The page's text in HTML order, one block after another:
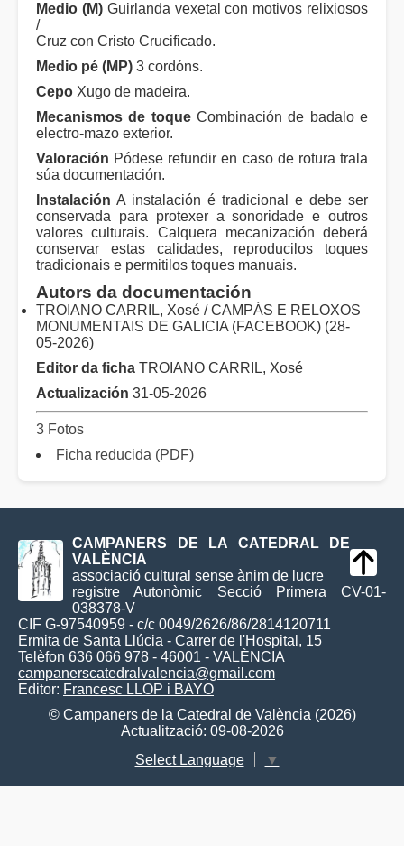
Medio (M)Guirlanda vexetal con motivos relixiosos
/
Cruz con Cristo Crucificado.
Medio pé (MP) 3 cordóns.
Cepo Xugo de madeira.
Mecanismos de toqueCombinación de badalo e
electro-mazo exterior.
Valoración Pódese refundir en caso de rotura trala
súa documentación.
Instalación A instalación é tradicional e debe ser
conservada para protexer a sonoridade e outros
valores culturais. Calquera mecanización deberá
conservar estas calidades, reproducilos toques
tradicionais e permitilos toques manuais.
Autors da documentación
TROIANO CARRIL, Xosé / CAMPÁS E RELOXOS
MONUMENTAIS DE GALICIA (FACEBOOK) (28-
05-2026)
Editor da ficha TROIANO CARRIL, Xosé
Actualización 31-05-2026
3 Fotos
Ficha reducida (PDF)
CAMPANERS DE LA CATEDRAL DE
VALÈNCIA
associació cultural sense ànim de lucre
registre Autonòmic Secció Primera CV-01-
038378-V
CIF G-97540959 - c/c 0049/2626/86/2814120711
Ermita de Santa Llúcia - Carrer de l'Hospital, 15
Telèfon 636 066 978 - 46001 - VALÈNCIA
campanerscatedralvalencia@gmail.com
Editor: Francesc LLOP i BAYO
© Campaners de la Catedral de València (2026)
Actualització: 09-08-2026
Select Language
▼